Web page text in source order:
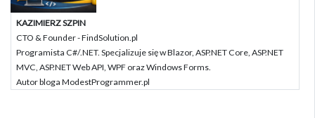
KAZIMIERZ SZPIN
CTO & Founder - FindSolution.pl
Programista C#/.NET. Specjalizuje się w Blazor, ASP.NET Core, ASP.NET
MVC, ASP.NET Web API, WPF oraz Windows Forms.
Autor bloga ModestProgrammer.pl